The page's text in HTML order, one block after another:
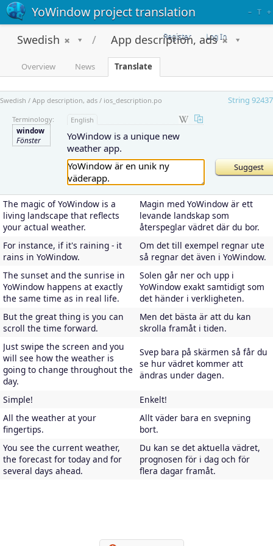
YoWindow project translation – T +
Register Log In
Swedish App description, ads
Overview News Translate
Swedish / App description, ads / ios_description.po String 92437
Terminology:
window
Fönster
English
YoWindow is a unique new
weather app.
The magic of YoWindow is a
living landscape that reflects
your actual weather.
Magin med YoWindow är ett
levande landskap som
återspeglar vädret där du bor.
For instance, if it's raining - it
rains in YoWindow.
Om det till exempel regnar ute
så regnar det även i YoWindow.
The sunset and the sunrise in
YoWindow happens at exactly
the same time as in real life.
Solen går ner och upp i
YoWindow exakt samtidigt som
det händer i verkligheten.
But the great thing is you can
scroll the time forward.
Men det bästa är att du kan
skrolla framåt i tiden.
Just swipe the screen and you
will see how the weather is
going to change throughout the
day.
Svep bara på skärmen så får du
se hur vädret kommer att
ändras under dagen.
Simple!
Enkelt!
All the weather at your
fingertips.
Allt väder bara en svepning
bort.
You see the current weather,
the forecast for today and for
several days ahead.
Du kan se det aktuella vädret,
prognosen för i dag och för
flera dagar framåt.